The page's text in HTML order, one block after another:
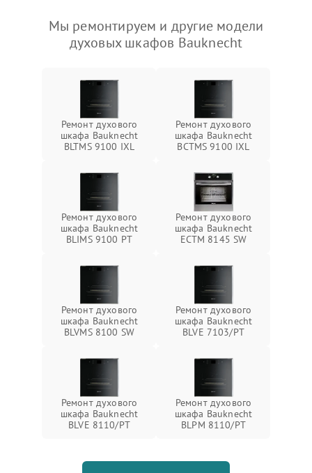
Мы ремонтируем и другие модели
духовых шкафов Bauknecht
Ремонт духового
шкафа Bauknecht
BLTMS 9100 IXL
Ремонт духового
шкафа Bauknecht
BCTMS 9100 IXL
Ремонт духового
шкафа Bauknecht
BLIMS 9100 PT
Ремонт духового
шкафа Bauknecht
ECTM 8145 SW
Ремонт духового
шкафа Bauknecht
BLVMS 8100 SW
Ремонт духового
шкафа Bauknecht
BLVE 7103/PT
Ремонт духового
шкафа Bauknecht
BLVE 8110/PT
Ремонт духового
шкафа Bauknecht
BLPM 8110/PT